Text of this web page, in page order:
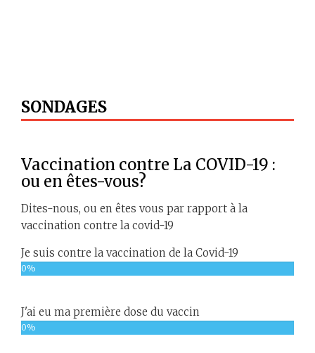
Corrigé 2 de l’épreuve de 1ére
Nécessité dinclure le glaucome
maladies chroniques
il y a 8 ans
16ème congrès de la SIFORL - 10
au 12 Mai 2018 à Alger
Formation intensive sur la
gynécologie-obstétrique
SONDAGES
Vaccination contre La COVID-19 :
ou en êtes-vous?
Dites-nous, ou en êtes vous par rapport à la
vaccination contre la covid-19
Je suis contre la vaccination de la Covid-19
0%
J'ai eu ma première dose du vaccin
0%